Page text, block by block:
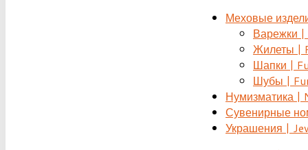
Меховые
Варежки
Жилеты |
Шапки |
Шубы |
Нумизматика |
Сувенирные
Украшения |